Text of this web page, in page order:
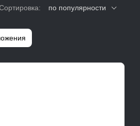
по популярности